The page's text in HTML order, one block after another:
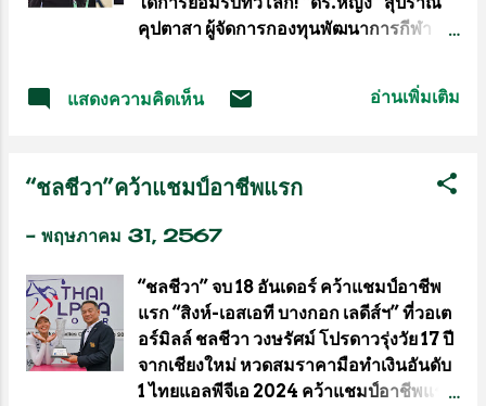
ที่ไม่เคยเกิดขึ้นที่ไหนมาก่อน พร้อมกันนี้ยัง
ผสมผสานการแสดงจากศิลปินชื่อดัง เปิดมินิ
ของความมันส์ ที่สนามมวยเวทีลุมพินี ดีเดย์
1 มิ.ย.67 เมื่อเวลา 12.00 น. วันศุกร์ที่ 31
“World League of Fighters” (WLF)
กีฬาชั้นน...
คุปตาสา ผู้จัดการกองทุนพัฒนาการกีฬา
ร่วมผลักดันให้มวยไทยไปสู่โอลิมปิก เปิดเผย
ว่า ทางกองทุนฯ ได้สนับสนุน “มวยไทย” ทั้ง
กับประเทศ เริ่มทำมาตั้งแต่มวยไทยธรรมดา
Thai Soft Power) จนเป็น มวยไทย
Thai Soft Diplomatic Power) คือมี
การเชื่อมโยงระหว่างประเทศไทยกับ
อาหรับอย่างเช่นประเทศซาอุดีอาระเบีย ซึ่ง
ตอนนี้มวยไทยนอกจากจะเป็นกีฬา
วัฒนธรรมแล้ว ยังได้การยอมรับเรื่องการ
แสดงความคิดเห็น อ่านเพิ่มเติม
“ชลชีวา”คว้าแชมป์อาชีพแรก
- พฤษภาคม 31, 2567
“ชลชีวา” จบ 18 อันเดอร์ คว้าแชมป์อาชีพ
แรก “สิงห์-เอสเอที บางกอก เลดีส์ฯ” ที่วอเต
อร์มิลล์ ชลชีวา วงษรัศม์ โปรดาวรุ่งวัย 17 ปี
จากเชียงใหม่ หวดสมราคามือทำเงินอันดับ
1 ไทยแอลพีจีเอ 2024 คว้าแชมป์อาชีพแรก